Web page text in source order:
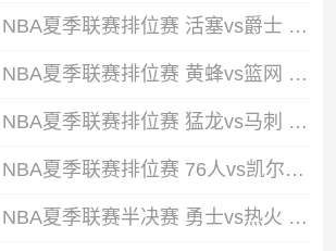
07月22日 NBA夏季联赛排位赛 活塞vs爵士 全场录像回放
07月22日 NBA夏季联赛排位赛 黄蜂vs篮网 全场录像回放
07月22日 NBA夏季联赛排位赛 猛龙vs马刺 全场录像回放
07月22日 NBA夏季联赛排位赛 76人vs凯尔特人 全场录像回放
07月22日 NBA夏季联赛半决赛 勇士vs热火 全场录像回放